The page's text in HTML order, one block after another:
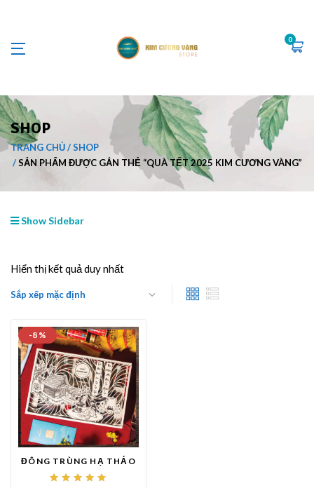
0
SHOP
TRANG CHỦ
SHOP
SẢN PHẨM ĐƯỢC GẮN THẺ “QUÀ TẾT 2025 KIM CƯƠNG VÀNG”
Show Sidebar
Hiển thị kết quả duy nhất
-8 %
ĐÔNG TRÙNG HẠ THẢO